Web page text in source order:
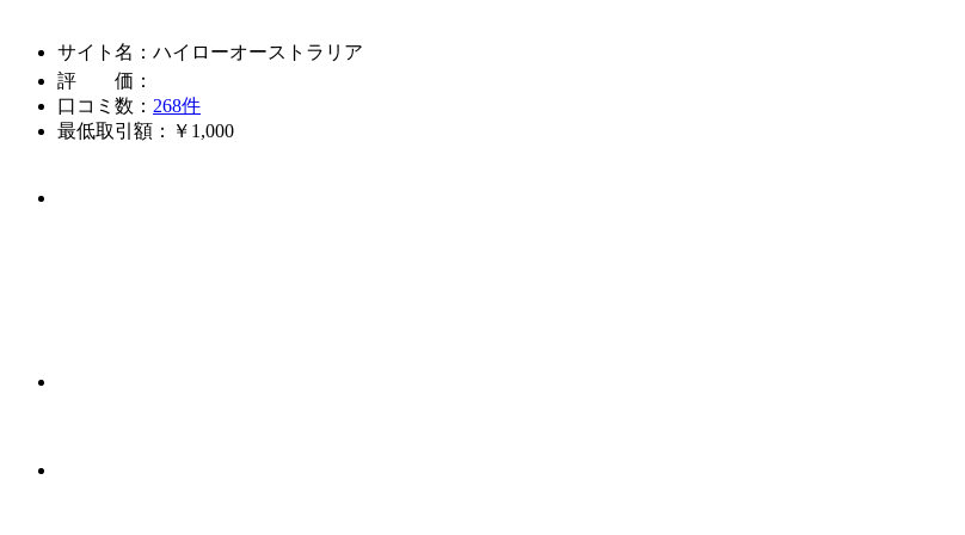
サイト名：ハイローオーストラリア
評 価：
口コミ数： 268件
最低取引額：￥1,000